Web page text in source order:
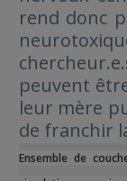
rend donc
peuvent
leur mère
de franchir
Ensemble de